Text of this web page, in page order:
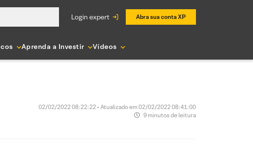
login expert Abra sua conta XP
Aprenda a Investir Vídeos
02/02/2022 08:22:22 • Atualizado em 02/02/2022 08:41:00
9 minutos de leitura